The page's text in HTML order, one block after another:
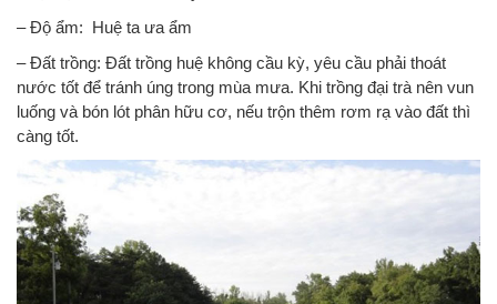
– Độ ẩm: Huệ ta ưa ẩm
– Đất trồng: Đất trồng huệ không cầu kỳ, yêu cầu phải thoát
nước tốt để tránh úng trong mùa mưa. Khi trồng đại trà nên vun
luống và bón lót phân hữu cơ, nếu trộn thêm rơm rạ vào đất thì
càng tốt.